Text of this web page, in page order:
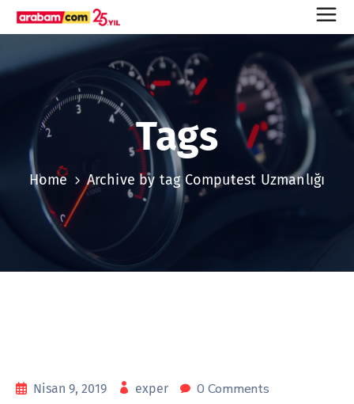
Tags
Home Archive by tag Computest Uzmanlığı
Nisan 9, 2019 exper 0 Comments